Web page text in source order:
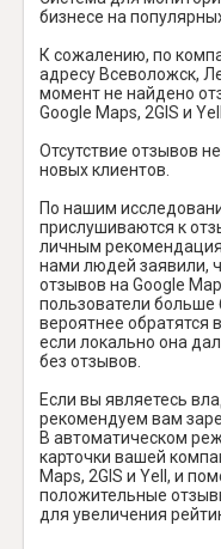
бизнесе на
К сожалению, по
адресу Всеволожск,
момент не найдено
Google Maps, 2GIS и Yell.
Отсутствие отзывов
новых клиентов.
По нашим
прислушиваются к
личным
нами людей заявили,
отзывов на Google
пользователи больше
вероятнее обратятся
если локально она
без отзывов.
Если вы являетесь
рекомендуем вам
В автоматическом
карточки вашей
Maps, 2GIS и Yell, и
положительные
для увеличения